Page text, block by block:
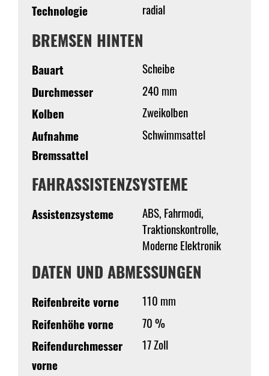
Technologie radial
BREMSEN HINTEN
Bauart
Scheibe
Durchmesser
240 mm
Kolben
Zweikolben
Aufnahme
Bremssattel
Schwimmsattel
FAHRASSISTENZSYSTEME
Assistenzsysteme
ABS, Fahrmodi,
Traktionskontrolle,
Moderne Elektronik
DATEN UND ABMESSUNGEN
Reifenbreite vorne
110 mm
Reifenhöhe vorne
70 %
Reifendurchmesser
vorne
17 Zoll